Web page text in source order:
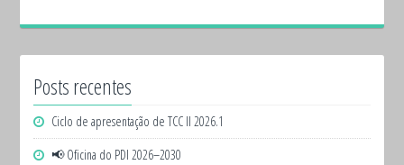
Posts recentes
Ciclo de apresentação de TCC II 2026.1
📢 Oficina do PDI 2026–2030